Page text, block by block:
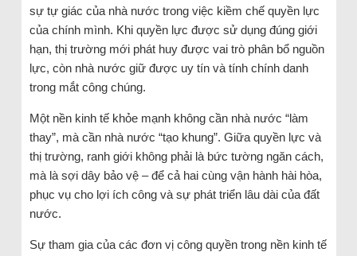
sự tự giác của nhà nước trong việc kiềm chế quyền lực
của chính mình. Khi quyền lực được sử dụng đúng giới
hạn, thị trường mới phát huy được vai trò phân bổ nguồn
lực, còn nhà nước giữ được uy tín và tính chính danh
trong mắt công chúng.
Một nền kinh tế khỏe mạnh không cần nhà nước “làm
thay”, mà cần nhà nước “tạo khung”. Giữa quyền lực và
thị trường, ranh giới không phải là bức tường ngăn cách,
mà là sợi dây bảo vệ – để cả hai cùng vận hành hài hòa,
phục vụ cho lợi ích công và sự phát triển lâu dài của đất
nước.
Sự tham gia của các đơn vị công quyền trong nền kinh tế